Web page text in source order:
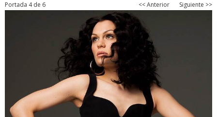
Portada 4 de 6 << Anterior Siguiente >>